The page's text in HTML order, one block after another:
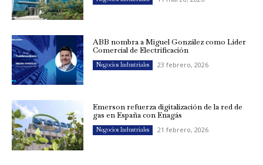
ABB nombra a Miguel González como Líder
Comercial de Electrificación
Negocios Industriales 23 febrero, 2026
Emerson refuerza digitalización de la red de
gas en España con Enagás
Negocios Industriales 21 febrero, 2026